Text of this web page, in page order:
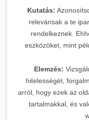
Kutatás:
relevánsak a te
rendelkeznek.
eszközöket, mint
Elemzés:
hitelességét,
arról, hogy ezek az
tartalmakkal, és